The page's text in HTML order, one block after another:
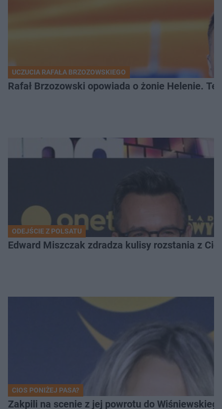
UCZUCIA RAFAŁA BRZOZOWSKIEGO
Rafał Brzozowski opowiada o żonie Helenie. Te
ODEJŚCIE Z POLSATU
Edward Miszczak zdradza kulisy rozstania z
CIOS PONIŻEJ PASA?
Zakpili na scenie z jej powrotu do